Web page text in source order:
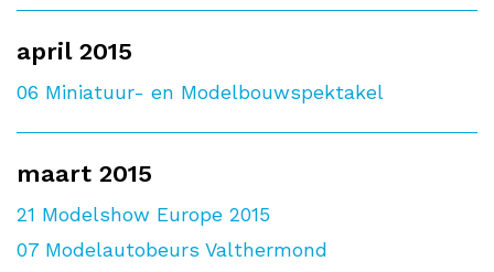
april 2015
06 Miniatuur- en Modelbouwspektakel
maart 2015
21 Modelshow Europe 2015
07 Modelautobeurs Valthermond